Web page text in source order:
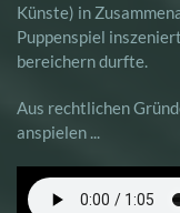
Künste) in
Puppenspiel
bereichern durfte.
Aus rechtlichen
anspielen ...